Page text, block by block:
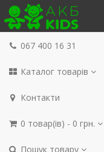
067 400 16 31
Каталог товарів
Контакти
0 товар(ів) - 0 грн.
Пошук товару